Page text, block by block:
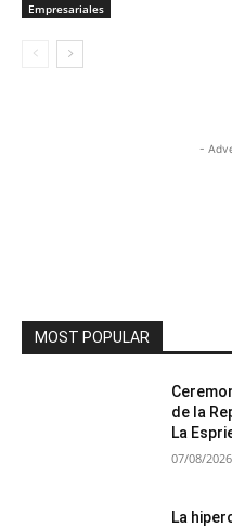
Empresariales
-
MOST POPULAR
de la
La
07/08/2026
La